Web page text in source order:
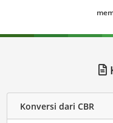
Konversi dari CBR